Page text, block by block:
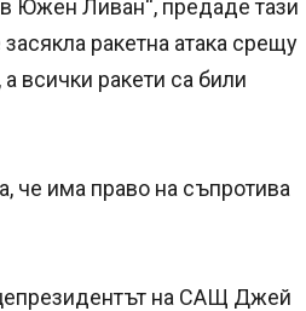
Южен Ливан“, предаде тази
ракетна атака срещу
всички ракети са били
че има право на съпротива
на САЩ Джей